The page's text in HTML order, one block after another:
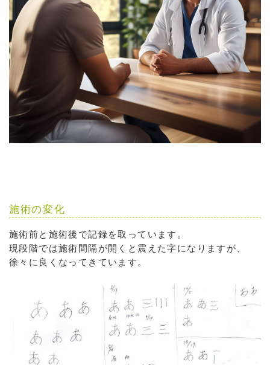
施術の変化
施術前と施術後で記録を取っています。
現段階では施術間隔が開くと震えた字になりますが、
徐々に良くなってきています。